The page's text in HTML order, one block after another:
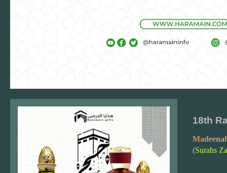
18th
(Surahs